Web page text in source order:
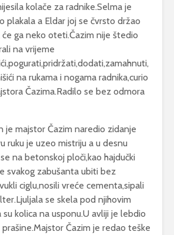
kolače za radnike.Selma je
plakala a Eldar joj se čvrsto držao
će ga neko oteti.Čazim nije štedio
na vrijeme
na rukama i nogama radnika,curio
Čazima.Radilo se bez odmora
Čazim naredio zidanje
ruku je uzeo mistriju a u desnu
se na betonskoj ploči,kao hajdučki
svakog zabušanta ubiti bez
ciglu,nosili vreće cementa,sipali
se skela pod njihovim
su kolica na usponu.U avliji je lebdio
Čazim je redao teške